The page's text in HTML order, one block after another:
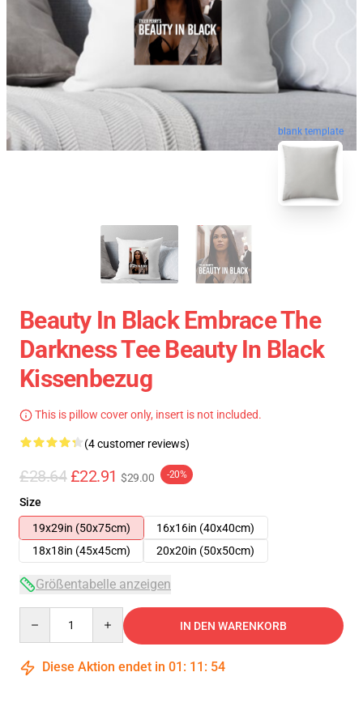
blank template
Beauty In Black Embrace The
Darkness Tee Beauty In Black
Kissenbezug
This is pillow cover only, insert is not included.
(4 customer reviews)
£28.64 £22.91 $29.00 -20%
Size
19x29in (50x75cm)
16x16in (40x40cm)
18x18in (45x45cm)
20x20in (50x50cm)
Größentabelle anzeigen
IN DEN WARENKORB
Diese Aktion endet in 01 : 11 : 54